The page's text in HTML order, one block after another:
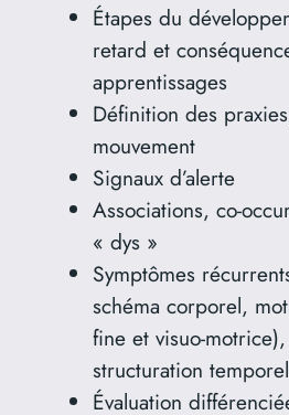
Étapes du
retard et
apprentissages
Définition des
mouvement
Signaux d’alerte
Associations, co-
« dys »
Symptômes
schéma corporel,
fine et visuo-
structuration
Évaluation